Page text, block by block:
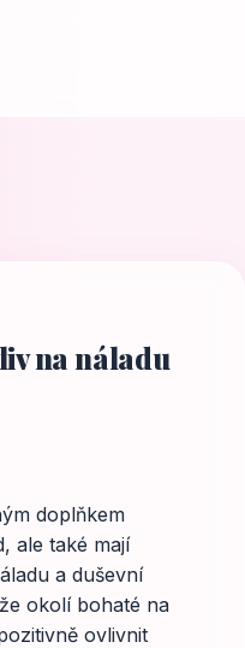
na náladu
doplňkem
ale také mají
a duševní
okolí bohaté na
ovlivnit